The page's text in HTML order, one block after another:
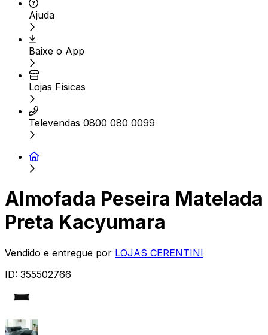
Ajuda
Baixe o App
Lojas Físicas
Televendas 0800 080 0099
Almofada Peseira Matelada
Preta Kacyumara
Vendido e entregue por LOJAS CERENTINI
ID: 355502766